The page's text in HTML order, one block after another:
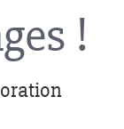
!